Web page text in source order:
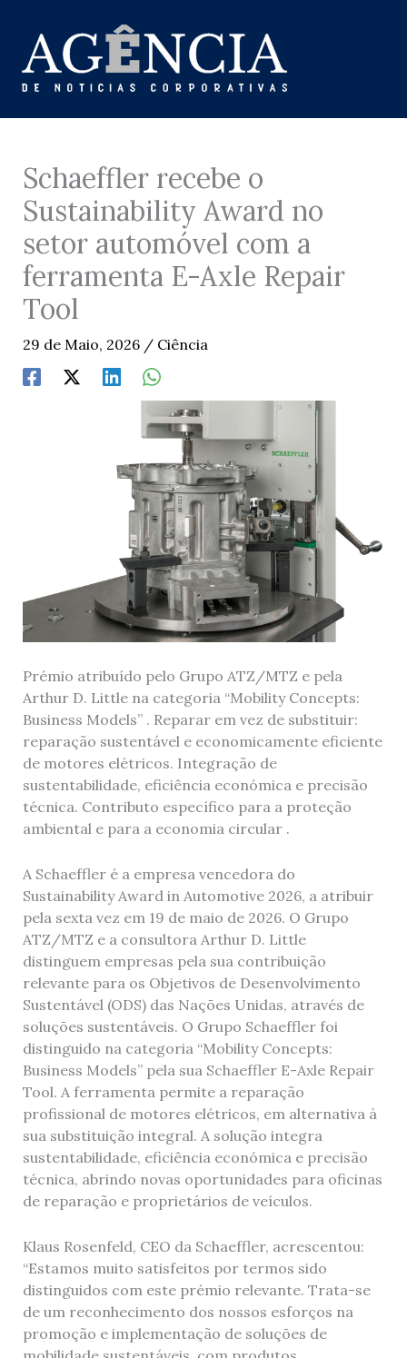
content
Schaeffler recebe o
Sustainability Award no
setor automóvel com a
ferramenta E-Axle Repair
Tool
29 de Maio, 2026 / Ciência
Prémio atribuído pelo Grupo ATZ/MTZ e pela
Arthur D. Little na categoria “Mobility Concepts:
Business Models” . Reparar em vez de substituir:
reparação sustentável e economicamente eficiente
de motores elétricos. Integração de
sustentabilidade, eficiência económica e precisão
técnica. Contributo específico para a proteção
ambiental e para a economia circular .
A Schaeffler é a empresa vencedora do
Sustainability Award in Automotive 2026, a atribuir
pela sexta vez em 19 de maio de 2026. O Grupo
ATZ/MTZ e a consultora Arthur D. Little
distinguem empresas pela sua contribuição
relevante para os Objetivos de Desenvolvimento
Sustentável (ODS) das Nações Unidas, através de
soluções sustentáveis. O Grupo Schaeffler foi
distinguido na categoria “Mobility Concepts:
Business Models” pela sua Schaeffler E-Axle Repair
Tool. A ferramenta permite a reparação
profissional de motores elétricos, em alternativa à
sua substituição integral. A solução integra
sustentabilidade, eficiência económica e precisão
técnica, abrindo novas oportunidades para oficinas
de reparação e proprietários de veículos.
Klaus Rosenfeld, CEO da Schaeffler, acrescentou:
“Estamos muito satisfeitos por termos sido
distinguidos com este prémio relevante. Trata-se
de um reconhecimento dos nossos esforços na
promoção e implementação de soluções de